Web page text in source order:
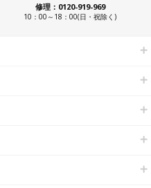
修理：0120-919-969
10：00～18：00(日・祝除く)